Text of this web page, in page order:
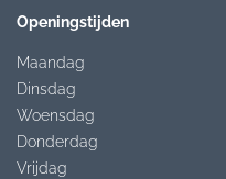
Openingstijden
Maandag
Dinsdag
Woensdag
Donderdag
Vrijdag